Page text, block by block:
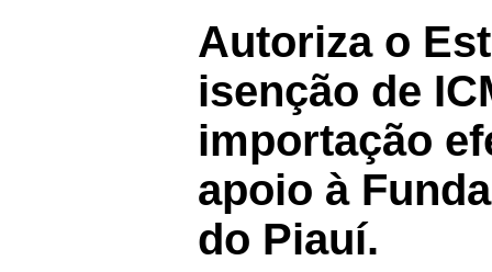
Autoriza o
isenção de
importação
apoio à
do Piauí.